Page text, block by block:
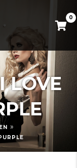
0
LOVE
»